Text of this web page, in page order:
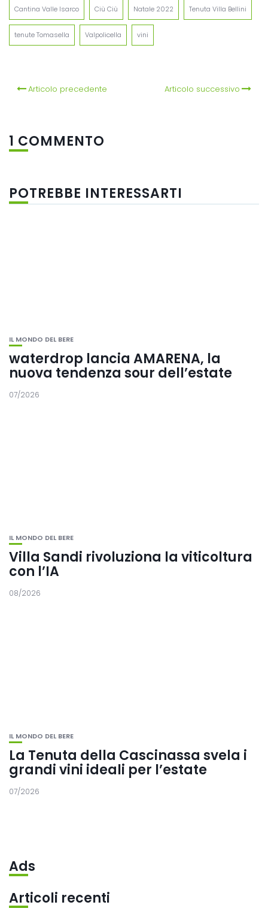
Cantina Valle Isarco Ciù Ciù Natale 2022 Tenuta Villa Bellini
tenute Tomasella Valpolicella vini
Articolo precedente Articolo successivo
1 COMMENTO
POTREBBE INTERESSARTI
IL MONDO DEL BERE
waterdrop lancia AMARENA, la
nuova tendenza sour dell’estate
07/2026
IL MONDO DEL BERE
Villa Sandi rivoluziona la viticoltura
con l’IA
08/2026
IL MONDO DEL BERE
La Tenuta della Cascinassa svela i
grandi vini ideali per l’estate
07/2026
Ads
Articoli recenti